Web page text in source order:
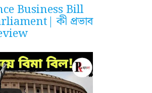
Business Bill
কী প্রভাব